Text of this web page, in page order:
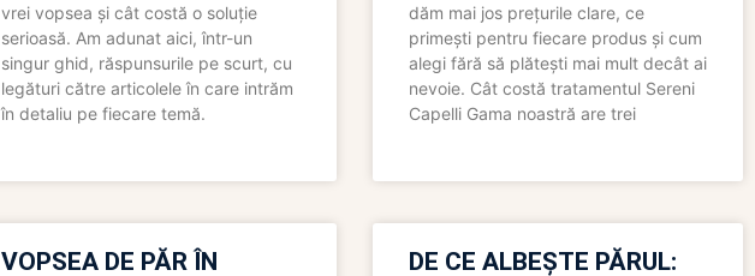
vrei vopsea și cât costă o soluție
serioasă. Am adunat aici, într-un
singur ghid, răspunsurile pe scurt, cu
legături către articolele în care intrăm
în detaliu pe fiecare temă.
dăm mai jos prețurile clare, ce
primești pentru fiecare produs și cum
alegi fără să plătești mai mult decât ai
nevoie. Cât costă tratamentul Sereni
Capelli Gama noastră are trei
VOPSEA DE PĂR ÎN
DE CE ALBEȘTE PĂRUL: